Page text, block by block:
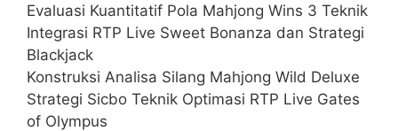
Evaluasi Kuantitatif Pola Mahjong Wins 3 Teknik
Integrasi RTP Live Sweet Bonanza dan Strategi
Blackjack
Konstruksi Analisa Silang Mahjong Wild Deluxe
Strategi Sicbo Teknik Optimasi RTP Live Gates
of Olympus